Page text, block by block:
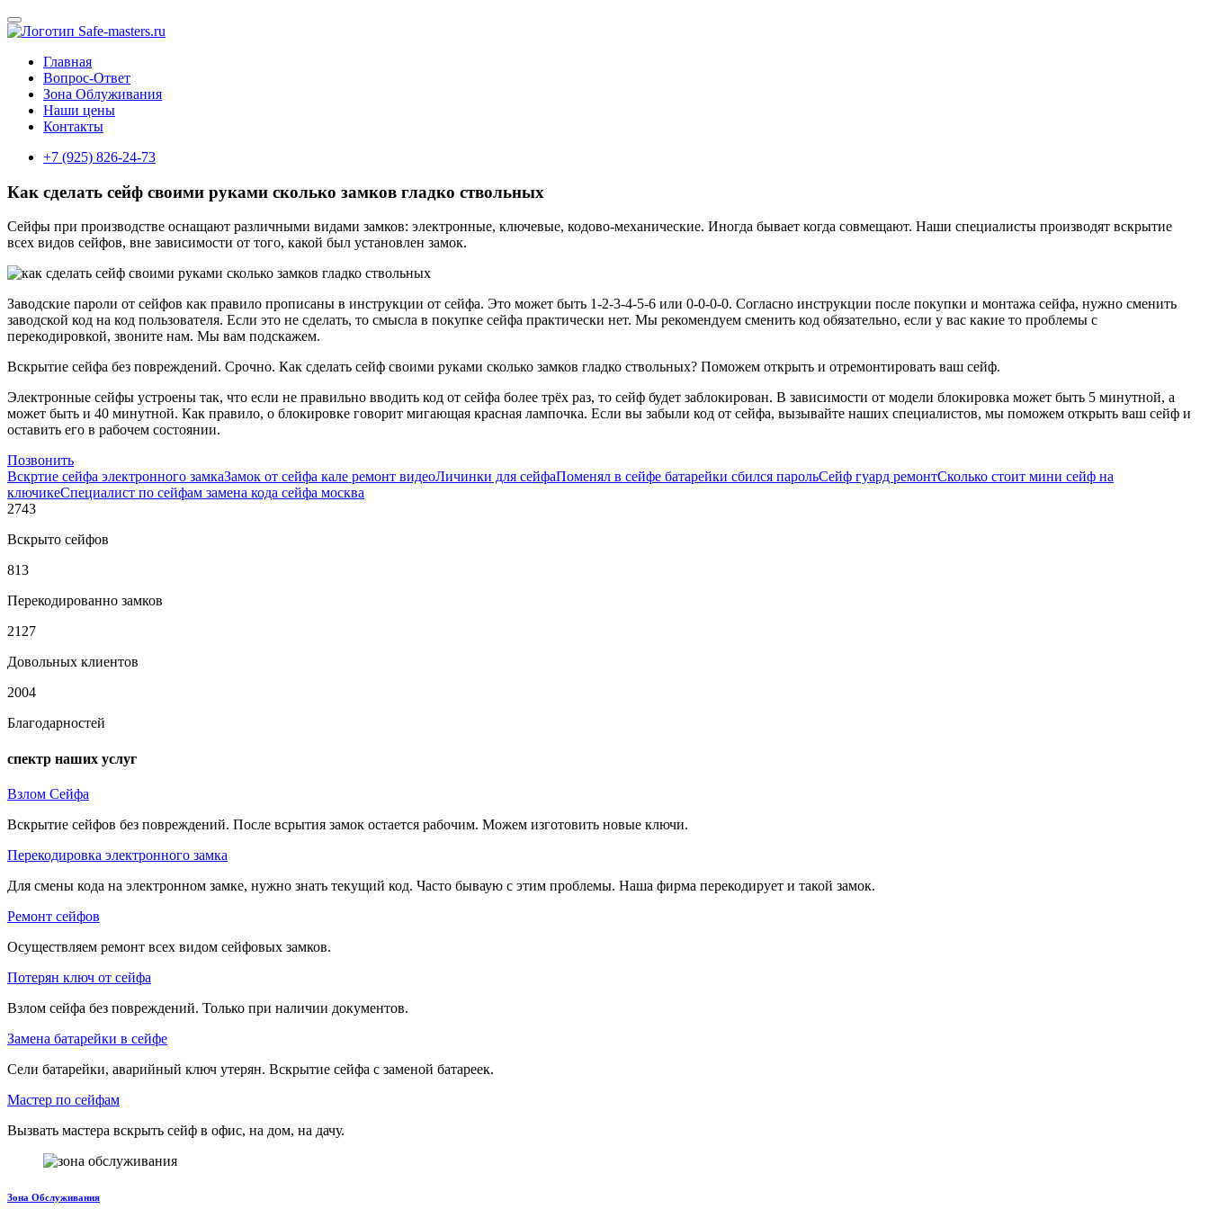
Главная
Вопрос-Ответ
Зона Облуживания
Наши цены
Контакты
+7 (925) 826-24-73
Как сделать сейф своими руками сколько замков гладко ствольных
Сейфы при производстве оснащают различными видами замков: электронные, ключевые, кодово-механические. Иногда бывает когда совмещают. Наши специалисты производят вскрытие
всех видов сейфов, вне зависимости от того, какой был установлен замок.
Заводские пароли от сейфов как правило прописаны в инструкции от сейфа. Это может быть 1-2-3-4-5-6 или 0-0-0-0. Согласно инструкции после покупки и монтажа сейфа, нужно сменить
заводской код на код пользователя. Если это не сделать, то смысла в покупке сейфа практически нет. Мы рекомендуем сменить код обязательно, если у вас какие то проблемы с
перекодировкой, звоните нам. Мы вам подскажем.
Вскрытие сейфа без повреждений. Срочно. Как сделать сейф своими руками сколько замков гладко ствольных? Поможем открыть и отремонтировать ваш сейф.
Электронные сейфы устроены так, что если не правильно вводить код от сейфа более трёх раз, то сейф будет заблокирован. В зависимости от модели блокировка может быть 5 минутной, а
может быть и 40 минутной. Как правило, о блокировке говорит мигающая красная лампочка. Если вы забыли код от сейфа, вызывайте наших специалистов, мы поможем открыть ваш сейф и
оставить его в рабочем состоянии.
Позвонить
Вскртие сейфа электронного замкаЗамок от сейфа кале ремонт видеоЛичинки для сейфаПоменял в сейфе батарейки сбился парольСейф гуард ремонтСколько стоит мини сейф на
ключикеСпециалист по сейфам замена кода сейфа москва
2743
Вскрыто сейфов
813
Перекодированно замков
2127
Довольных клиентов
2004
Благодарностей
спектр наших услуг
Взлом Сейфа
Вскрытие сейфов без повреждений. После всрытия замок остается рабочим. Можем изготовить новые ключи.
Перекодировка электронного замка
Для смены кода на электронном замке, нужно знать текущий код. Часто бываую с этим проблемы. Наша фирма перекодирует и такой замок.
Ремонт сейфов
Осуществляем ремонт всех видом сейфовых замков.
Потерян ключ от сейфа
Взлом сейфа без повреждений. Только при наличии документов.
Замена батарейки в сейфе
Сели батарейки, аварийный ключ утерян. Вскрытие сейфа с заменой батареек.
Мастер по сейфам
Вызвать мастера вскрыть сейф в офис, на дом, на дачу.
Зона Обслуживания